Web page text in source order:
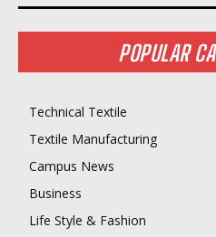
POPULAR
Technical Textile
Textile Manufacturing
Campus News
Business
Life Style & Fashion